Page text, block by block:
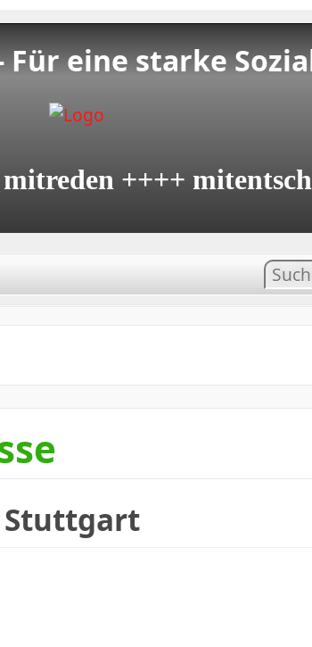
Für eine starke
++++
Inhalt
Stuttgart